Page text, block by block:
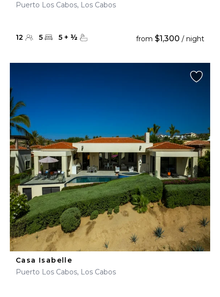
Puerto Los Cabos, Los Cabos
12 5 5 + ½ from $1,300 / night
Casa Isabelle
Puerto Los Cabos, Los Cabos